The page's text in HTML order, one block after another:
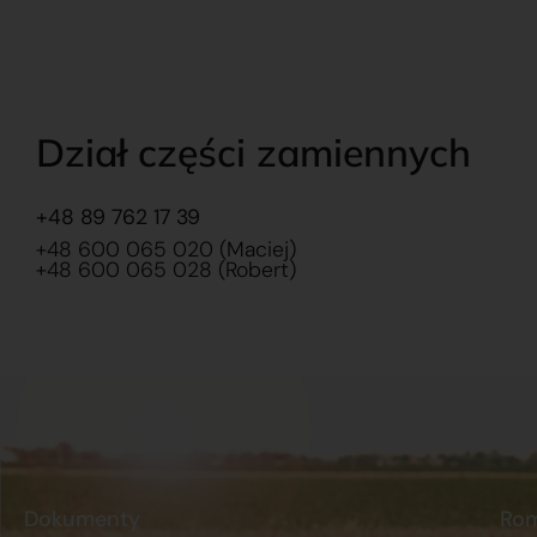
Dział części zamiennych
+48 89 762 17 39
+48 600 065 020 (Maciej)
+48 600 065 028 (Robert)
Dokumenty